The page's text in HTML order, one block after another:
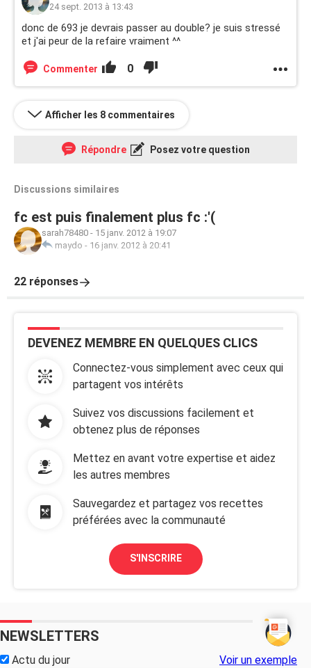
24 sept. 2013 à 13:43
donc de 693 je devrais passer au double? je suis stressé
et j'ai peur de la refaire vraiment ^^
Commenter 0
Afficher les 8 commentaires
Répondre Posez votre question
Discussions similaires
fc est puis finalement plus fc :'(
sarah78480 - 15 janv. 2012 à 19:07
maydo - 16 janv. 2012 à 20:41
22 réponses
DEVENEZ MEMBRE EN QUELQUES CLICS
Connectez-vous simplement avec ceux qui
partagent vos intérêts
Suivez vos discussions facilement et
obtenez plus de réponses
Mettez en avant votre expertise et aidez
les autres membres
Sauvegardez et partagez vos recettes
préférées avec la communauté
S'INSCRIRE
NEWSLETTERS
Actu du jour Voir un exemple